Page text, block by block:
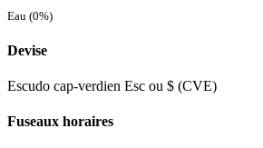
Eau (0%)
Devise
Escudo cap-verdien Esc ou $ (CVE)
Fuseaux horaires